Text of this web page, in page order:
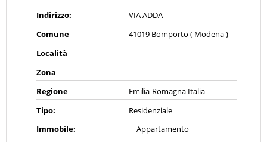
Indirizzo:
VIA ADDA
Comune
41019 Bomporto ( Modena )
Località
Zona
Regione
Emilia-Romagna Italia
Tipo:
Residenziale
Immobile:
Appartamento